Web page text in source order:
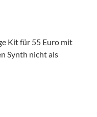
Kit für 55 Euro mit
Synth nicht als